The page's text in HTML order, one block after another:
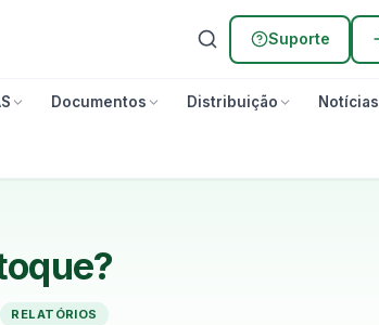
Suporte
Documentos Distribuição Notícias
RELATÓRIOS